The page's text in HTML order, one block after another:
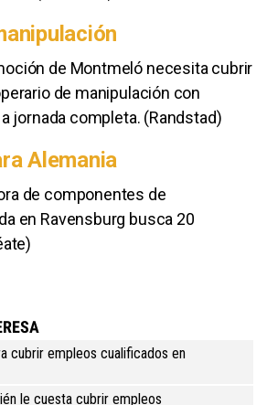
de Montmeló necesita cubrir
de manipulación con
jornada completa. (Randstad)
Alemania
de componentes de
en Ravensburg busca 20
cubrir empleos cualificados en
le cuesta cubrir empleos